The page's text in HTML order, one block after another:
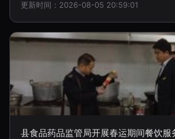
更新时间：2026-08-05 20:59:01
县食品药品监管局开展春运期间餐饮服